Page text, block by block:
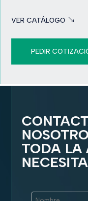
VER CATÁLOGO
PEDIR
TODA LA